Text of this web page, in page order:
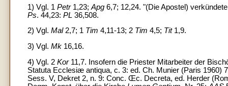
1) Vgl. 1 Petr1,23; Apg 6,7; 12,24. "(Die Apostel)
Ps. 44,23: PL 36,508.
2) Vgl. Mal2,7; 1 Tim 4,11-13; 2 Tim 4,5; Tit1,9.
3) Vgl. Mk 16,16.
4) Vgl. 2 Kor11,7. Insofern die Priester Mitarbeiter der
Statuta Ecclesiæ antiqua, c. 3: ed. Ch. Munier (Paris 1960)
Sess. V, Dekret 2, n. 9: Conc. Œc. Decreta, ed. Herder